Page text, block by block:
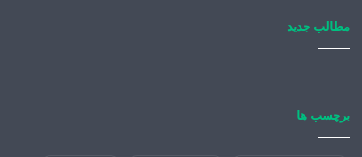
مطالب جدید
برچسب ها